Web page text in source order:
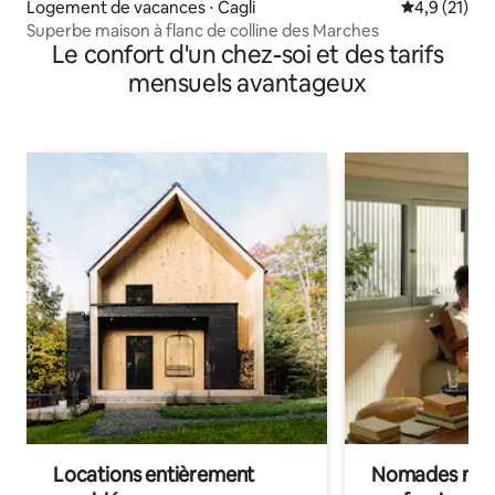
Logement de vacances ⋅ Cagli Évaluation
4,9 (21)
Superbe maison à flanc de colline des Marches
Le confort d'un chez-soi et des tarifs
mensuels avantageux
Locations entièrement
Nomades